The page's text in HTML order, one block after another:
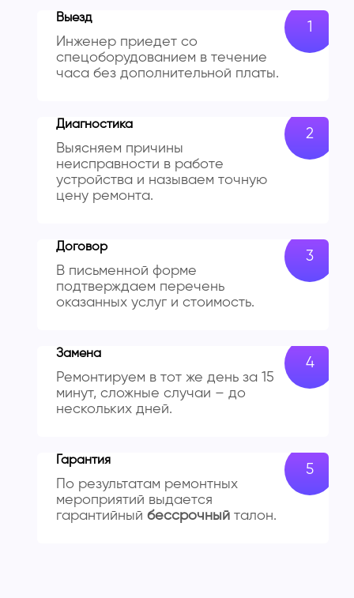
Выезд
Инженер приедет со
спецоборудованием в течение
часа без дополнительной платы.
Диагностика
Выясняем причины
неисправности в работе
устройства и называем точную
цену ремонта.
Договор
В письменной форме
подтверждаем перечень
оказанных услуг и стоимость.
Замена
Ремонтируем в тот же день за 15
минут, сложные случаи – до
нескольких дней.
Гарантия
По результатам ремонтных
мероприятий выдается
гарантийный бессрочныйталон.